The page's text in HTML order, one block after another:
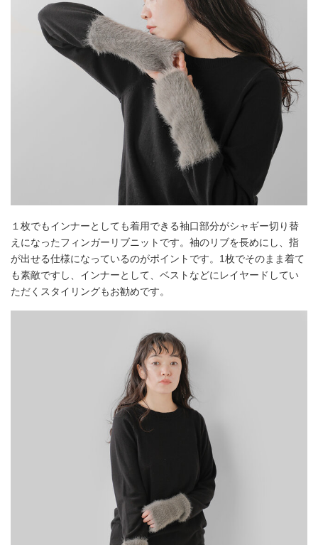
１枚でもインナーとしても着用できる袖口部分がシャギー切り替
えになったフィンガーリブニットです。袖のリブを長めにし、指
が出せる仕様になっているのがポイントです。1枚でそのまま着て
も素敵ですし、インナーとして、ベストなどにレイヤードしてい
ただくスタイリングもお勧めです。